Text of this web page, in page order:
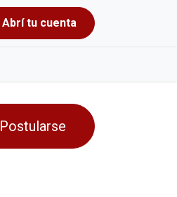
Abrí tu cuenta
Postularse